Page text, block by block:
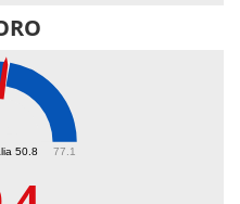
50.8 77.1